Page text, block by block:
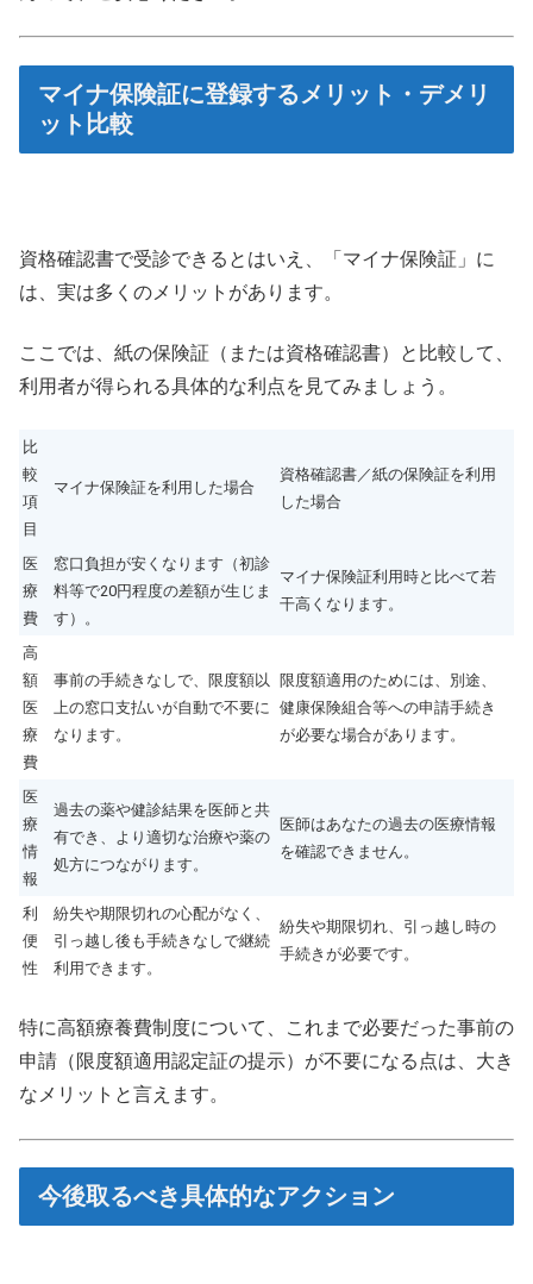
マイナ保険証に登録するメリット・デメリ
ット比較
資格確認書で受診できるとはいえ、「マイナ保険証」に
は、実は多くのメリットがあります。
ここでは、紙の保険証（または資格確認書）と比較して、
利用者が得られる具体的な利点を見てみましょう。
比
較
項
目
マイナ保険証を利用した場合
資格確認書／紙の保険証を利用
した場合
医
療
費
窓口負担が安くなります（初診
料等で20円程度の差額が生じま
す）。
マイナ保険証利用時と比べて若
干高くなります。
高
額
医
療
費
事前の手続きなしで、限度額以
上の窓口支払いが自動で不要に
なります。
限度額適用のためには、別途、
健康保険組合等への申請手続き
が必要な場合があります。
医
療
情
報
過去の薬や健診結果を医師と共
有でき、より適切な治療や薬の
処方につながります。
医師はあなたの過去の医療情報
を確認できません。
利
便
性
紛失や期限切れの心配がなく、
引っ越し後も手続きなしで継続
利用できます。
紛失や期限切れ、引っ越し時の
手続きが必要です。
特に高額療養費制度について、これまで必要だった事前の
申請（限度額適用認定証の提示）が不要になる点は、大き
なメリットと言えます。
今後取るべき具体的なアクション